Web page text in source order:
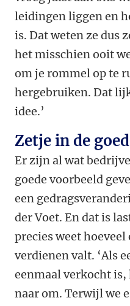
leidingen liggen en
is. Dat weten ze dus
het misschien ooit
om je rommel op te
hergebruiken. Dat
idee.’
Zetje in de
Er zijn al wat
goede voorbeeld
een
der Voet. En dat is
precies weet hoeveel
verdienen valt. ‘Als
eenmaal verkocht
naar om. Terwijl we